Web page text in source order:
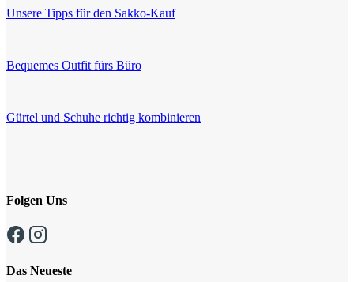
Unsere Tipps für den Sakko-Kauf
Bequemes Outfit fürs Büro
Gürtel und Schuhe richtig kombinieren
Folgen Uns
Das Neueste